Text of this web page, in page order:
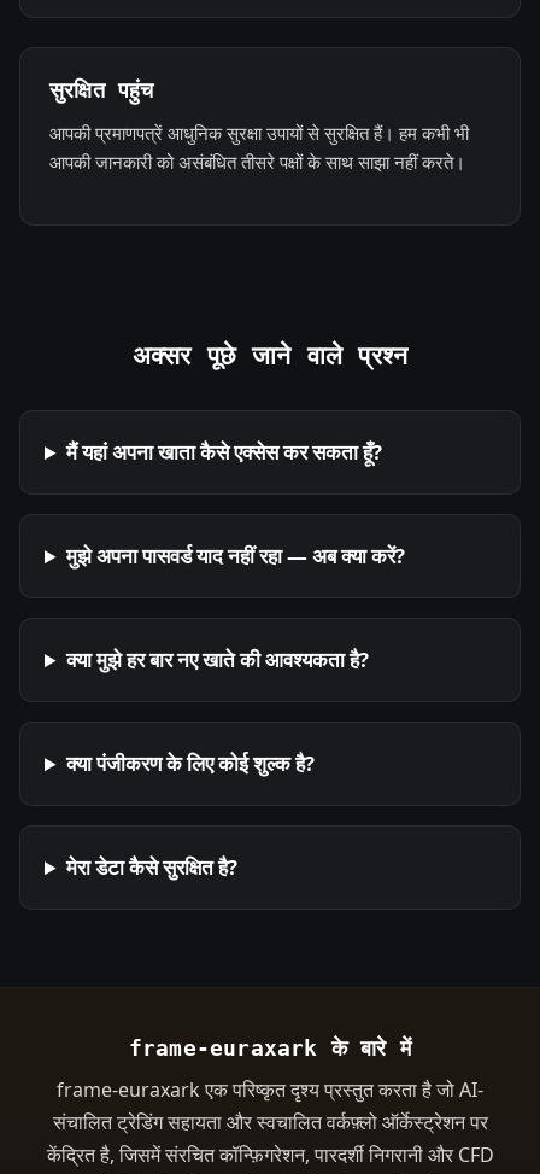
सुरक्षित पहुंच
आपकी प्रमाणपत्रें आधुनिक सुरक्षा उपायों से सुरक्षित हैं। हम कभी भी
आपकी जानकारी को असंबंधित तीसरे पक्षों के साथ साझा नहीं करते।
अक्सर पूछे जाने वाले प्रश्न
मैं यहां अपना खाता कैसे एक्सेस कर सकता हूँ?
मुझे अपना पासवर्ड याद नहीं रहा — अब क्या करें?
क्या मुझे हर बार नए खाते की आवश्यकता है?
क्या पंजीकरण के लिए कोई शुल्क है?
मेरा डेटा कैसे सुरक्षित है?
frame-euraxark के बारे में
frame-euraxark एक परिष्कृत दृश्य प्रस्तुत करता है जो AI-
संचालित ट्रेडिंग सहायता और स्वचालित वर्कफ़्लो ऑर्केस्ट्रेशन पर
केंद्रित है, जिसमें संरचित कॉन्फ़िगरेशन, पारदर्शी निगरानी और CFD